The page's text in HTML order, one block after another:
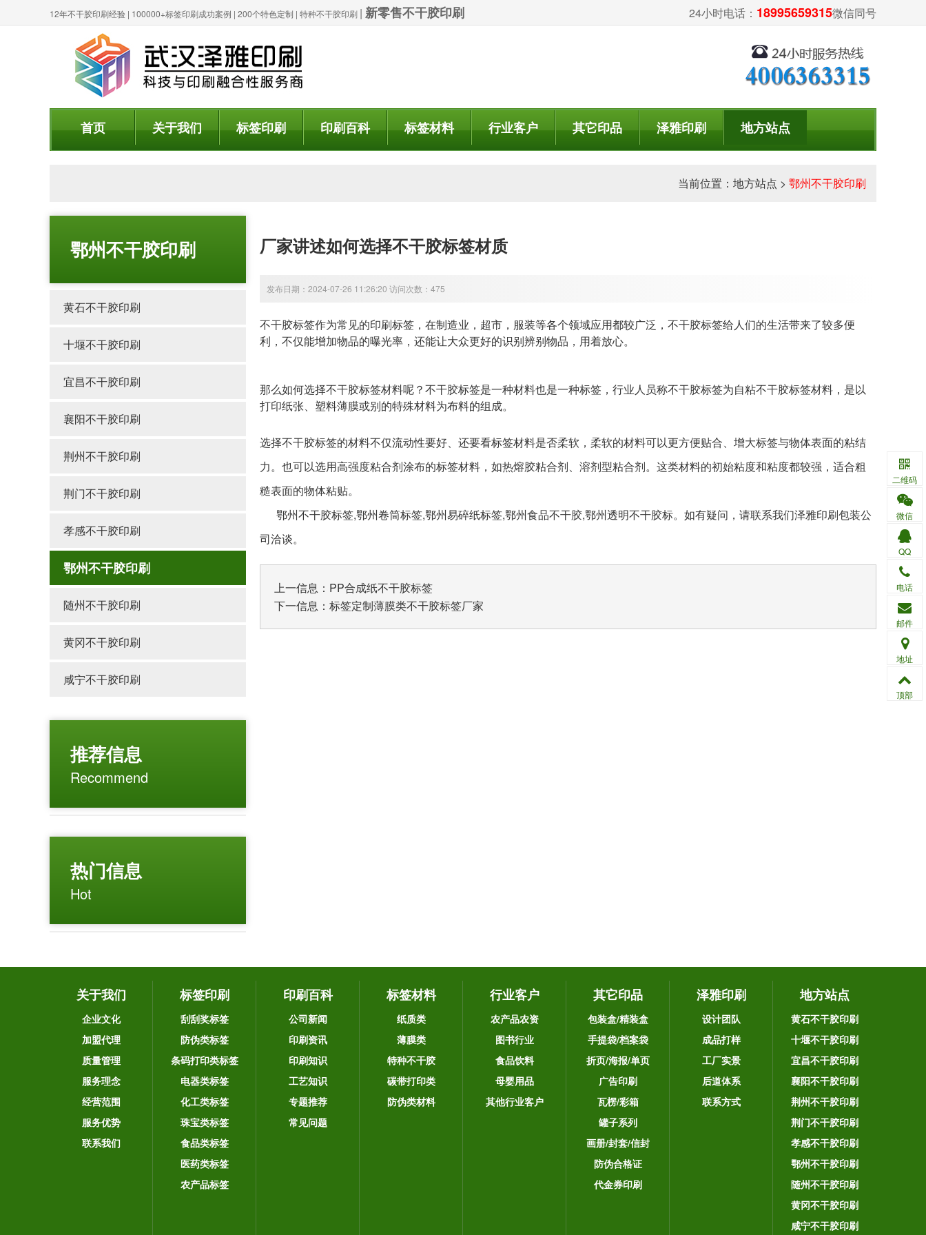
12年不干胶印刷经验 | 100000+标签印刷成功案例 | 200个特色定制 | 特种不干胶印刷 | 新零售不干胶印刷 24小时电话： 18995659315微信同号
首页 关于我们 标签印刷 印刷百科 标签材料 行业客户 其它印品 泽雅印刷 地方站点
当前位置： 地方站点 > 鄂州不干胶印刷
鄂州不干胶印刷
黄石不干胶印刷
十堰不干胶印刷
宜昌不干胶印刷
襄阳不干胶印刷
荆州不干胶印刷
荆门不干胶印刷
孝感不干胶印刷
鄂州不干胶印刷
随州不干胶印刷
黄冈不干胶印刷
咸宁不干胶印刷
推荐信息
Recommend
热门信息
Hot
厂家讲述如何选择不干胶标签材质
发布日期：2024-07-26 11:26:20 访问次数：475
不干胶标签作为常见的印刷标签，在制造业，超市，服装等各个领域应用都较广泛，不干胶标签给人们的生活带来了较多便
利，不仅能增加物品的曝光率，还能让大众更好的识别辨别物品，用着放心。
那么如何选择不干胶标签材料呢？不干胶标签是一种材料也是一种标签，行业人员称不干胶标签为自粘不干胶标签材料，是以
打印纸张、塑料薄膜或别的特殊材料为布料的组成。
选择不干胶标签的材料不仅流动性要好、还要看标签材料是否柔软，柔软的材料可以更方便贴合、增大标签与物体表面的粘结
力。也可以选用高强度粘合剂涂布的标签材料，如热熔胶粘合剂、溶剂型粘合剂。这类材料的初始粘度和粘度都较强，适合粗
糙表面的物体粘贴。
鄂州不干胶标签,鄂州卷筒标签,鄂州易碎纸标签,鄂州食品不干胶,鄂州透明不干胶标。如有疑问，请联系我们泽雅印刷包装公
司洽谈。
上一信息： PP合成纸不干胶标签
下一信息： 标签定制薄膜类不干胶标签厂家
关于我们
企业文化
加盟代理
质量管理
服务理念
经营范围
服务优势
联系我们
标签印刷
刮刮奖标签
防伪类标签
条码打印类标签
电器类标签
化工类标签
珠宝类标签
食品类标签
医药类标签
农产品标签
印刷百科
公司新闻
印刷资讯
印刷知识
工艺知识
专题推荐
常见问题
标签材料
纸质类
薄膜类
特种不干胶
碳带打印类
防伪类材料
行业客户
农产品农资
图书行业
食品饮料
母婴用品
其他行业客户
其它印品
包装盒/精装盒
手提袋/档案袋
折页/海报/单页
广告印刷
瓦楞/彩箱
罐子系列
画册/封套/信封
防伪合格证
代金券印刷
泽雅印刷
设计团队
成品打样
工厂实景
后道体系
联系方式
地方站点
黄石不干胶印刷
十堰不干胶印刷
宜昌不干胶印刷
襄阳不干胶印刷
荆州不干胶印刷
荆门不干胶印刷
孝感不干胶印刷
鄂州不干胶印刷
随州不干胶印刷
黄冈不干胶印刷
咸宁不干胶印刷
二维码
微信
QQ
电话
邮件
地址
顶部